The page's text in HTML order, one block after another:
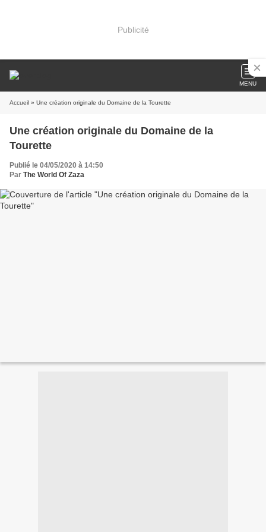
Publicité
MENU
Accueil » Une création originale du Domaine de la Tourette
Une création originale du Domaine de la
Tourette
Publié le 04/05/2020 à 14:50
Par The World Of Zaza